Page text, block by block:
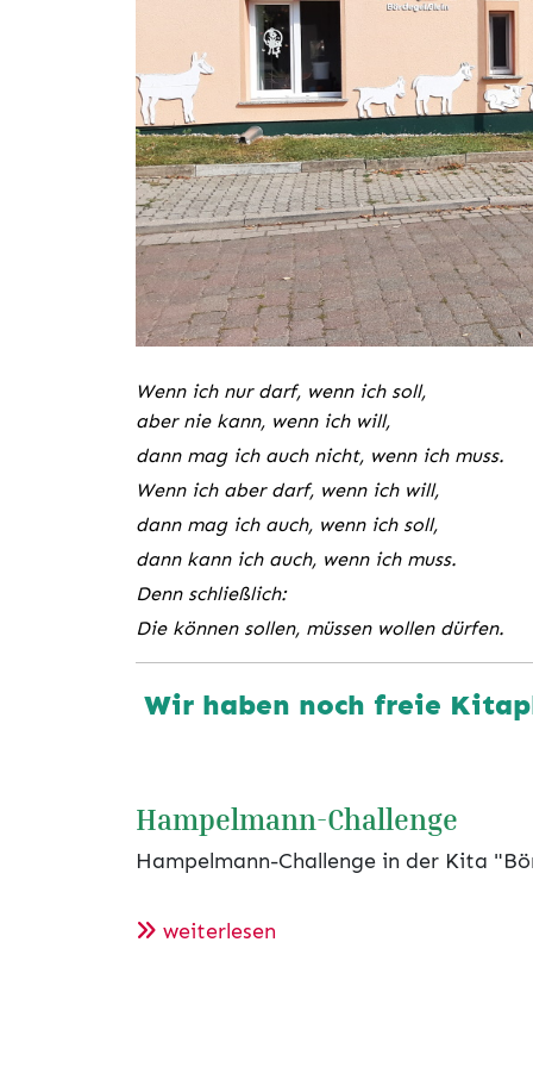
Wenn ich nur darf, wenn ich soll,
aber nie kann, wenn ich will,
dann mag ich auch nicht, wenn ich muss.
Wenn ich aber darf, wenn ich will,
dann mag ich auch, wenn ich soll,
dann kann ich auch, wenn ich muss.
Denn schließlich:
Die können sollen, müssen wollen dürfen.
Wir haben noch freie
Hampelmann-Challenge
Hampelmann-Challenge in der Kita
weiterlesen